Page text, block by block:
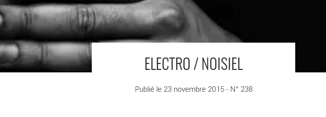
ELECTRO / NOISIEL
Publié le 23 novembre 2015 - N° 238